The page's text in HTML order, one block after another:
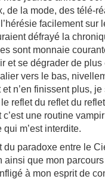
de la mode, des télé-
facilement sur
défrayé la
sont monnaie
et se dégrader de
vers le bas,
et n’en finissent plus,
reflet du reflet du
c’est une routine
m’est interdite.
paradoxe entre le
que mon parcours
à mon esprit de